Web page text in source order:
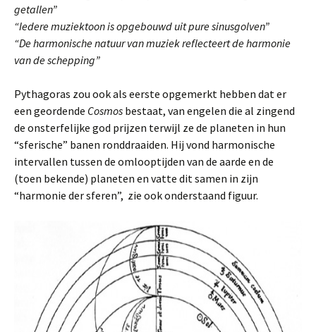
getallen”
“Iedere muziektoon is opgebouwd uit pure sinusgolven”
“De harmonische natuur van muziek reflecteert de harmonie
van de schepping”
Pythagoras zou ook als eerste opgemerkt hebben dat er
een geordende Cosmos bestaat, van engelen die al zingend
de onsterfelijke god prijzen terwijl ze de planeten in hun
“sferische” banen ronddraaiden. Hij vond harmonische
intervallen tussen de omlooptijden van de aarde en de
(toen bekende) planeten en vatte dit samen in zijn
“harmonie der sferen”, zie ook onderstaand figuur.